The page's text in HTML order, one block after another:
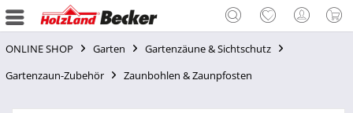
ONLINE SHOP Garten
Gartenzäune & Sichtschutz
Gartenzaun-Zubehör
Zaunbohlen & Zaunpfosten